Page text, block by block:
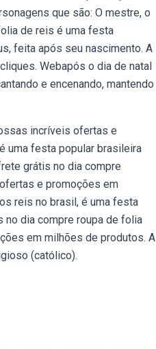
que são: O mestre, o
de reis é uma festa
feita após seu nascimento. A
Webapós o dia de natal
e encenando, mantendo
incríveis ofertas e
uma festa popular brasileira
grátis no dia compre
e promoções em
reis no brasil, é uma festa
dia compre roupa de folia
em milhões de produtos. A
(católico).